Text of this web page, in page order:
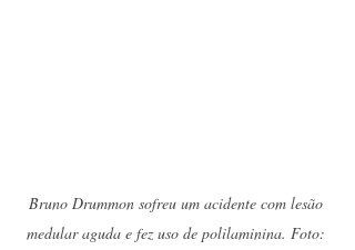
Bruno Drummon sofreu um acidente com lesão
medular aguda e fez uso de polilaminina. Foto: